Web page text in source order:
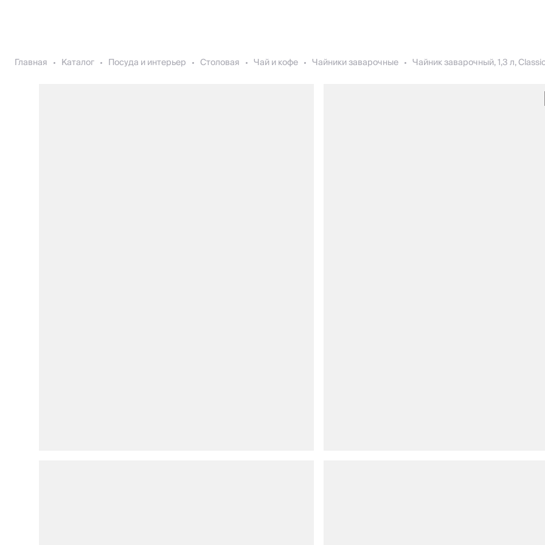
Главная Каталог Посуда и интерьер Столовая Чай и кофе Чайники заварочные Чайник заварочный, 1,3 л,